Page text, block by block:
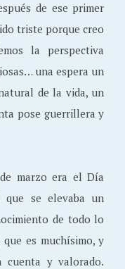
de ese primer
triste porque creo
la perspectiva
una espera un
de la vida, un
pose guerrillera y
marzo era el Día
se elevaba un
de todo lo
es muchísimo, y
y valorado.